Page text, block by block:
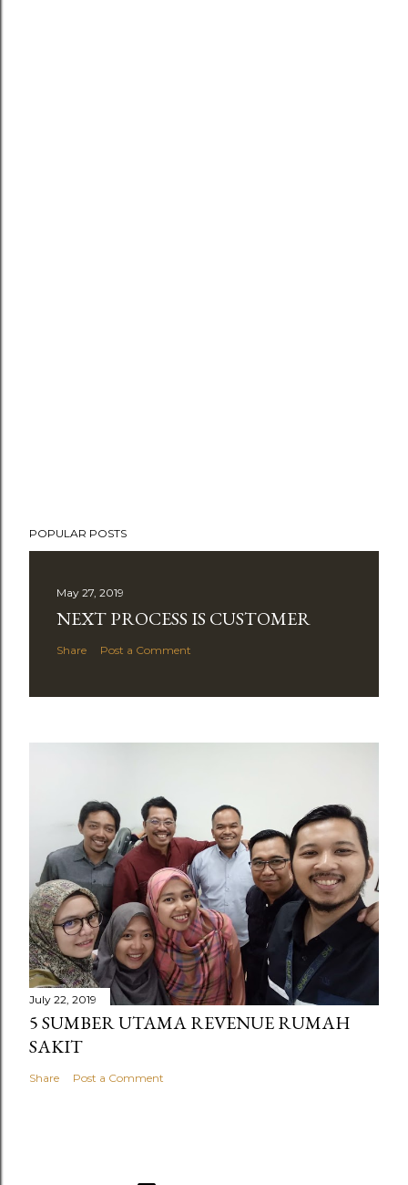
POPULAR POSTS
May 27, 2019
NEXT PROCESS IS CUSTOMER
Share Post a Comment
July 22, 2019
5 SUMBER UTAMA REVENUE RUMAH
SAKIT
Share Post a Comment